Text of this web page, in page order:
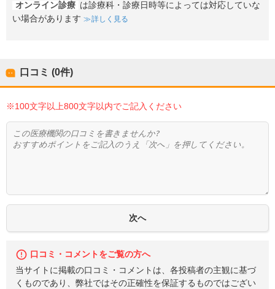
オンライン診療 は診療科・診療日時等によっては対応していな
い場合があります
詳しく見る
口コミ (0件)
※100文字以上800文字以内でご記入ください
口コミ・コメントをご覧の方へ
当サイトに掲載の口コミ・コメントは、各投稿者の主観に基づ
くものであり、弊社ではその正確性を保証するものではござい